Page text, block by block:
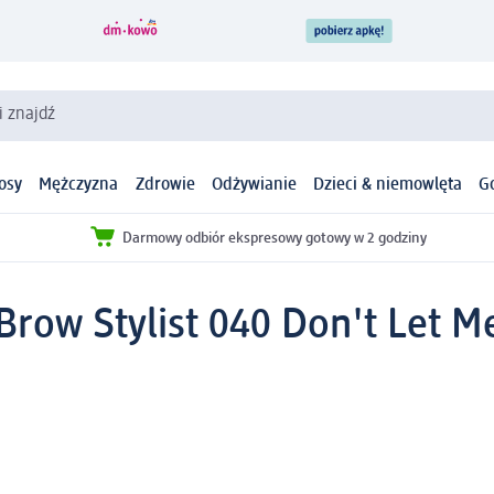
znajdź
Mężczyzna Zdrowie Odżywianie Dzieci & niemowlęta
Darmowy odbiór ekspresowy gotowy w 2 godziny
Stylist 040 Don't Let